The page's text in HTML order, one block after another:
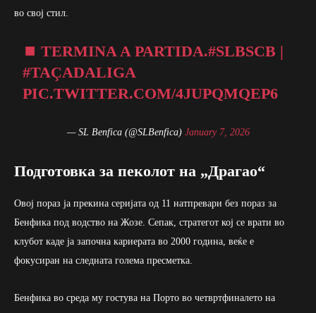
во свој стил.
⏹️ TERMINA A PARTIDA.#SLBSCB |
#TAÇADALIGA
PIC.TWITTER.COM/4JUPQMQEP6
— SL Benfica (@SLBenfica) January 7, 2026
Подготовка за пеколот на „Драгао“
Овој пораз ја прекина серијата од 11 натпревари без пораз за
Бенфика под водство на Жозе. Сепак, стратегот кој се врати во
клубот каде ја започна кариерата во 2000 година, веќе е
фокусиран на следната голема пресметка.
Бенфика во среда му гостува на Порто во четвртфиналето на